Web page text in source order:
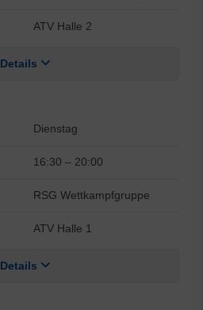
ATV Halle 2
Details
Dienstag
16:30 – 20:00
RSG Wettkampfgruppe
ATV Halle 1
Details